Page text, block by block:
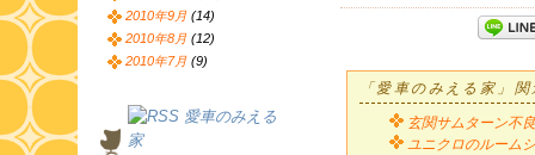
「愛車のみえる家」
玄関サムターン不
ユニクロのルーム
2010年9月 (14)
2010年8月 (12)
2010年7月 (9)
愛車のみえる
家